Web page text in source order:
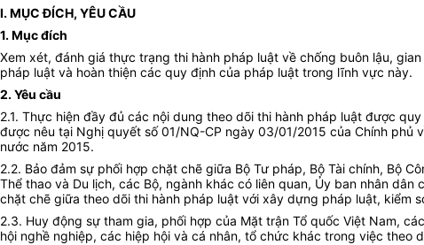
I. MỤC ĐÍCH, YÊU CẦU
1. Mục đích
Xem xét, đánh giá thực trạng thi hành pháp luật về chống buôn lậu,
pháp luật và hoàn thiện các quy định của pháp luật trong lĩnh vực này.
2. Yêu cầu
2.1. Thực hiện đầy đủ các nội dung theo dõi thi hành pháp luật được
được nêu tại Nghị quyết số 01/NQ-CP ngày 03/01/2015 của Chính phủ
nước năm 2015.
2.2. Bảo đảm sự phối hợp chặt chẽ giữa Bộ Tư pháp, Bộ Tài chính, Bộ
Thể thao và Du lịch, các Bộ, ngành khác có liên quan, Ủy ban nhân
chặt chẽ giữa theo dõi thi hành pháp luật với xây dựng pháp luật, kiểm
2.3. Huy động sự tham gia, phối hợp của Mặt trận Tổ quốc Việt Nam,
hội nghề nghiệp, các hiệp hội và cá nhân, tổ chức khác trong việc theo